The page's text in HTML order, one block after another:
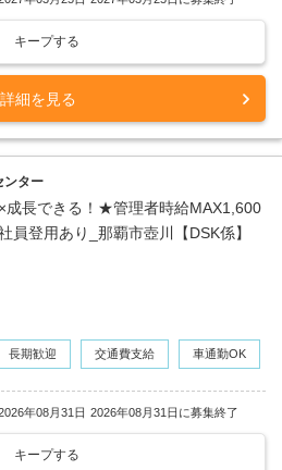
キープする
詳細を見る
ンター
成長できる！★管理者時給MAX1,600
員登用あり_那覇市壺川【DSK係】
長期歓迎 交通費支給 車通勤OK
年08月31日 2026年08月31日に募集終了
キープする